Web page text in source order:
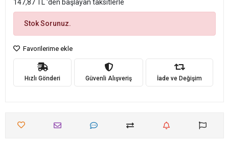
147,87 TL 'den başlayan taksitlerle
Stok Sorunuz.
Favorilerime ekle
Hızlı Gönderi Güvenli Alışveriş İade ve Değişim